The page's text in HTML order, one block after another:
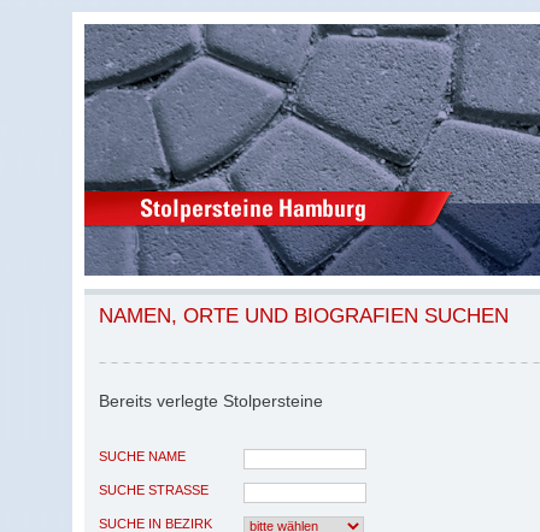
NAMEN, ORTE UND BIOGRAFIEN SUCHEN
Bereits verlegte Stolpersteine
SUCHE NAME
SUCHE STRASSE
SUCHE IN BEZIRK